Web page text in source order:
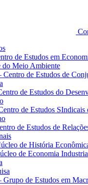
de Estudos em
do Meio Ambiente
de Estudos de
de Estudos do
de Estudos SIndicais
de Estudos de
de História
de Economia
de Estudos em